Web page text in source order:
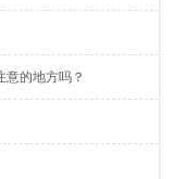
意的地方吗？